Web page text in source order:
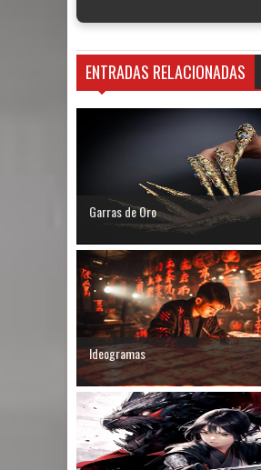
ENTRADAS RELACIONADAS
Garras de Oro
Ideogramas